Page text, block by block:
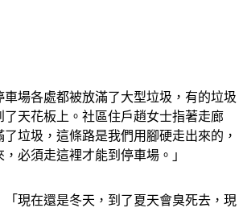
場各處都被放滿了大型垃圾，有的垃圾
天花板上。社區住戶趙女士指著走廊
垃圾，這條路是我們用腳硬走出來的，